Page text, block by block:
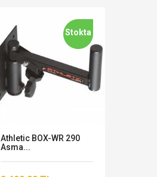
Stokta
Athletic BOX-WR 290
Asma...